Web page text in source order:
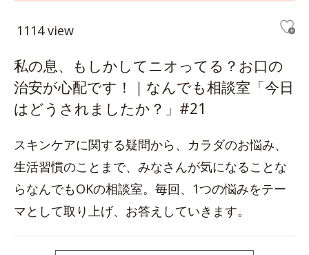
1114 view
私の息、もしかしてニオってる？お口の
治安が心配です！｜なんでも相談室「今日
はどうされましたか？」#21
スキンケアに関する疑問から、カラダのお悩み、
生活習慣のことまで、みなさんが気になることな
らなんでもOKの相談室。毎回、1つの悩みをテー
マとして取り上げ、お答えしていきます。